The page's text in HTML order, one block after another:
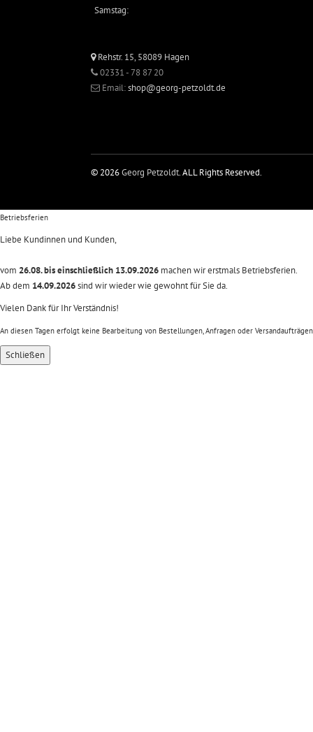
Samstag:
Rehstr. 15, 58089 Hagen
02331 - 78 87 20
Email:shop@georg-petzoldt.de
© 2026Georg Petzoldt. ALL Rights Reserved.
Betriebsferien
Liebe Kundinnen und Kunden,
vom 26.08. bis einschließlich 13.09.2026 machen wir erstmals Betriebsferien.
Ab dem 14.09.2026sind wir wieder wie gewohnt für Sie da.
Vielen Dank für Ihr Verständnis!
An diesen Tagen erfolgt keine Bearbeitung von Bestellungen, Anfragen oder
Schließen